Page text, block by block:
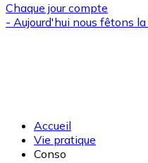
Chaque jour compte
- Aujourd'hui nous fêtons la
Accueil
Vie pratique
Conso